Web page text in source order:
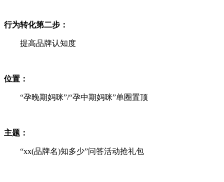
行为转化第二步：
提高品牌认知度
位置：
“孕晚期妈咪”/“孕中期妈咪”单圈置顶
主题：
“xx(品牌名)知多少”问答活动抢礼包